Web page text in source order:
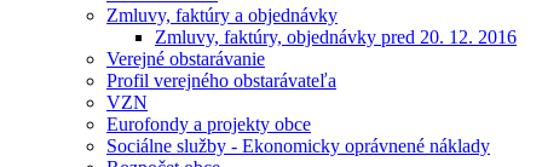
Zmluvy, faktúry a objednávky
Zmluvy, faktúry, objednávky pred 20. 12. 2016
Verejné obstarávanie
Profil verejného obstarávateľa
VZN
Eurofondy a projekty obce
Sociálne služby - Ekonomicky oprávnené náklady